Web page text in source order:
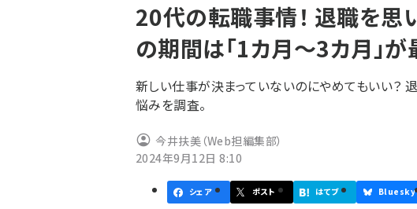
ン
く
ず
20代の転職事情！ 退職を思
の期間は「1カ月～3カ月」が
新しい仕事が決まっていないのにやめてもいい？
悩みを調査。
今井扶美（Web担編集部）
2024年9月12日 8:10
シェア ポスト はてブ Bluesky